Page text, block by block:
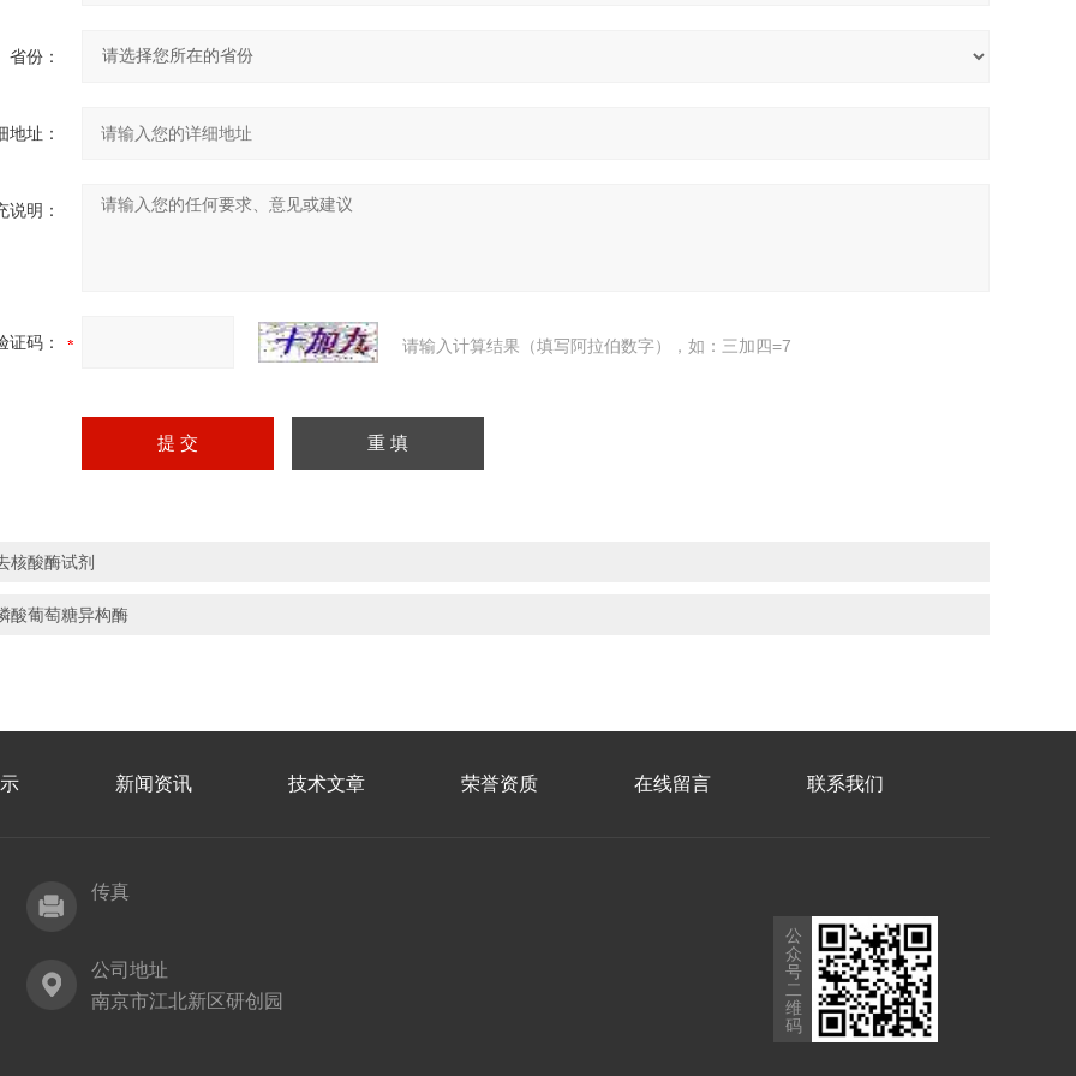
省份：
地址：
说明：
证码： 请输入计算结果（填写阿拉伯数字），如：三加四=7
核酸酶试剂
酸葡萄糖异构酶
新闻资讯 技术文章 荣誉资质 在线留言 联系我们
传真
公司地址
南京市江北新区研创园
公
众
号
二
维
码